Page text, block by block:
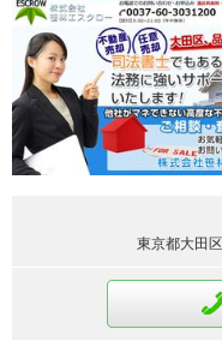
東京都大田